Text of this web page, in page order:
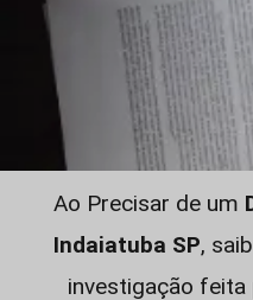
Ao Precisar de um
Indaiatuba SP,
investigação